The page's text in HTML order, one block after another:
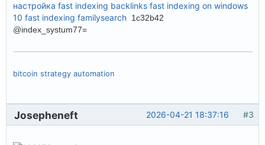
настройка fast indexing backlinks fast indexing on windows
10 fast indexing familysearch 1c32b42
@index_systum77=
bitcoin strategy automation
#3
2026-04-21 18:37:16
Josepheneft